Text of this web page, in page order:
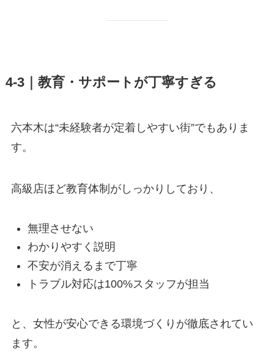
4-3｜教育・サポートが丁寧すぎる
六本木は“未経験者が定着しやすい街”でもありま
す。
高級店ほど教育体制がしっかりしており、
無理させない
わかりやすく説明
不安が消えるまで丁寧
トラブル対応は100%スタッフが担当
と、女性が安心できる環境づくりが徹底されてい
ます。